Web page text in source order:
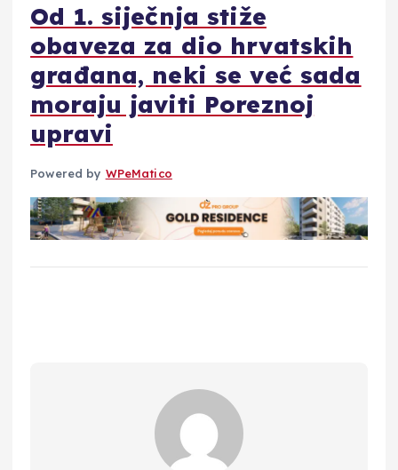
Od 1. siječnja stiže
obaveza za dio hrvatskih
građana, neki se već sada
moraju javiti Poreznoj
upravi
Powered by WPeMatico